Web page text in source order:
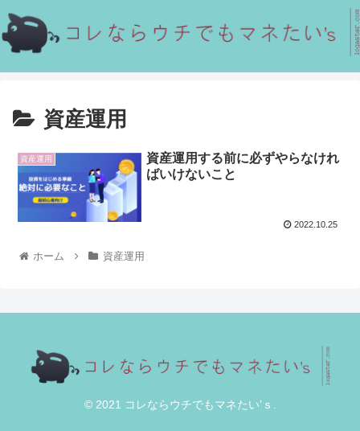
資産運用
資産運用
資産運用する前に必ずやらなけれ
ばいけないこと
2022.10.25
ホーム 資産運用
© 2021 コレならウチでもマネたい’ｓ.